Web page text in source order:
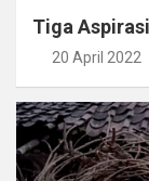
Tiga
20 April 2022